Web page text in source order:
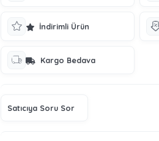
İndirimli Ürün
Kargo Bedava
Satıcıya Soru Sor